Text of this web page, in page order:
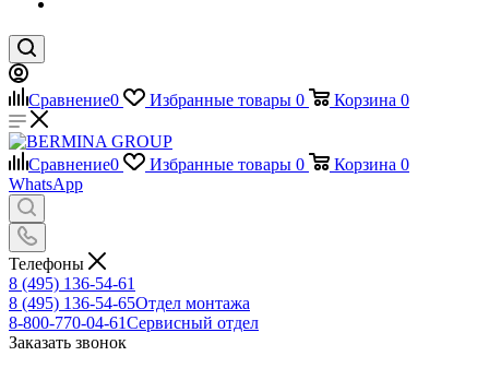
Сравнение0 Избранные товары 0 Корзина 0
Сравнение0 Избранные товары 0 Корзина 0
WhatsApp
Телефоны
8 (495) 136-54-61
8 (495) 136-54-65Отдел монтажа
8-800-770-04-61Сервисный отдел
Заказать звонок